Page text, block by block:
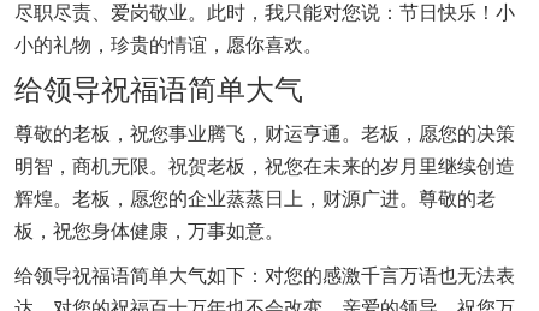
尽职尽责、爱岗敬业。此时，我只能对您说：节日快乐！小
小的礼物，珍贵的情谊，愿你喜欢。
给领导祝福语简单大气
尊敬的老板，祝您事业腾飞，财运亨通。老板，愿您的决策
明智，商机无限。祝贺老板，祝您在未来的岁月里继续创造
辉煌。老板，愿您的企业蒸蒸日上，财源广进。尊敬的老
板，祝您身体健康，万事如意。
给领导祝福语简单大气如下：对您的感激千言万语也无法表